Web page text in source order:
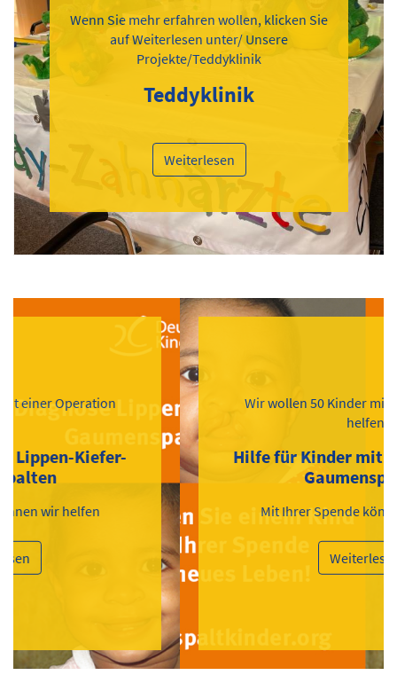
Wenn Sie mehr erfahren wollen, klicken Sie
auf Weiterlesen unter/ Unsere
Projekte/Teddyklinik
Teddyklinik
Weiterlesen
Wir wollen 50 Kinder mit einer Operation
helfen
Hilfe für Kinder mit Lippen-Kiefer-
Gaumenspalten
Mit Ihrer Spende können wir helfen
Weiterlesen